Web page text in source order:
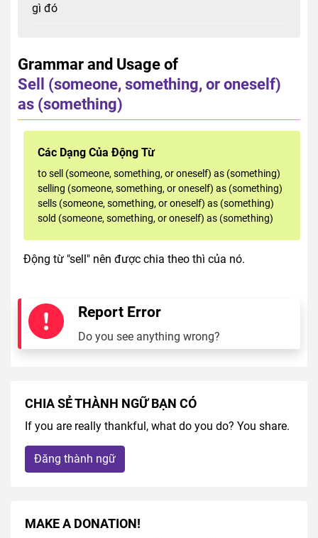
gì đó
Grammar and Usage of
Sell (someone, something, or oneself)
as (something)
Các Dạng Của Động Từ
to sell (someone, something, or oneself) as (something)
selling (someone, something, or oneself) as (something)
sells (someone, something, or oneself) as (something)
sold (someone, something, or oneself) as (something)
Động từ "sell" nên được chia theo thì của nó.
Report Error
Do you see anything wrong?
CHIA SẺ THÀNH NGỮ BẠN CÓ
If you are really thankful, what do you do? You share.
Đăng thành ngữ
MAKE A DONATION!